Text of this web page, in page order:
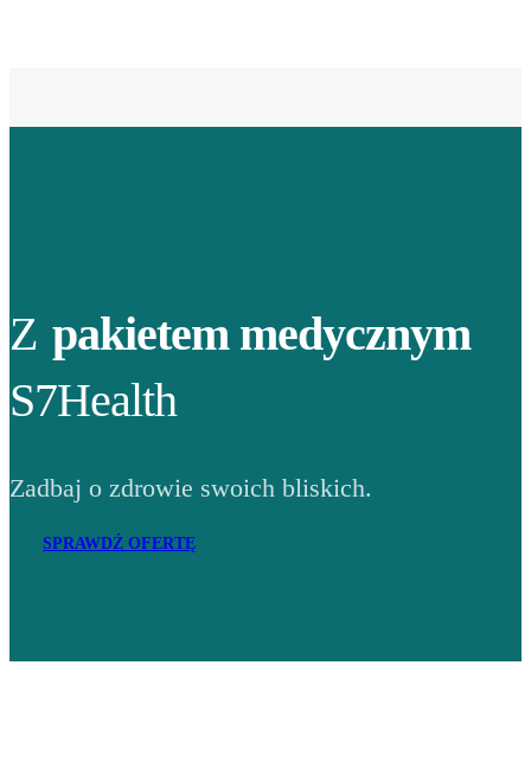
Z pakietem medycznym
S7Health
Zadbaj o zdrowie swoich bliskich.
SPRAWDŹ OFERTĘ